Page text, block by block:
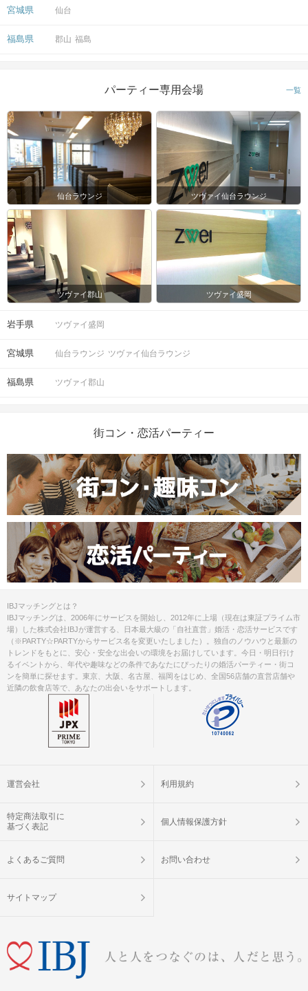
宮城県 仙台
福島県 郡山 福島
パーティー専用会場 一覧
仙台ラウンジ ツヴァイ仙台ラウンジ
ツヴァイ郡山 ツヴァイ盛岡
岩手県 ツヴァイ盛岡
宮城県 仙台ラウンジ ツヴァイ仙台ラウンジ
福島県 ツヴァイ郡山
街コン・恋活パーティー
IBJマッチングとは？
IBJマッチングは、2006年にサービスを開始し、2012年に上場（現在は東証プライム市
場）した株式会社IBJが運営する、日本最大級の「自社直営」婚活・恋活サービスです
（※PARTY☆PARTYからサービス名を変更いたしました）。独自のノウハウと最新の
トレンドをもとに、安心・安全な出会いの環境をお届けしています。今日・明日行け
るイベントから、年代や趣味などの条件であなたにぴったりの婚活パーティー・街コ
ンを簡単に探せます。東京、大阪、名古屋、福岡をはじめ、全国56店舗の直営店舗や
近隣の飲食店等で、あなたの出会いをサポートします。
運営会社 利用規約
特定商法取引に
基づく表記
個人情報保護方針
よくあるご質問 お問い合わせ
サイトマップ